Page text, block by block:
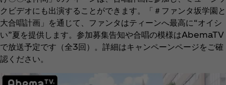
クビデオにも出演することができます。「＃ファンタ坂学園と
大合唱計画」を通じて、ファンタはティーンへ最高に“オイシ
い”夏を提供します。参加募集告知や合唱の模様はAbemaTV
で放送予定です（全3回）。詳細はキャンペーンページをご確
認ください。